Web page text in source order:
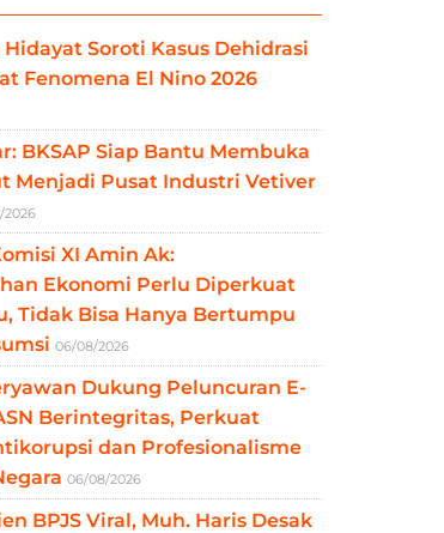
Soroti Kasus Dehidrasi
Fenomena El Nino 2026
BKSAP Siap Bantu Membuka
Menjadi Pusat Industri Vetiver
XI Amin Ak:
Ekonomi Perlu Diperkuat
Tidak Bisa Hanya Bertumpu
06/08/2026
Dukung Peluncuran E-
Berintegritas, Perkuat
dan Profesionalisme
06/08/2026
BPJS Viral, Muh. Haris Desak